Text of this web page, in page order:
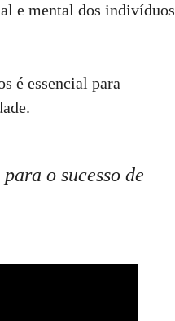
e mental dos indivíduos
é essencial para
o sucesso de